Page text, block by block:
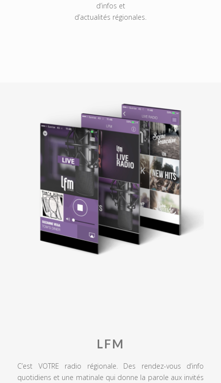
d’infos et
d’actualités régionales.
LFM
C’est VOTRE radio régionale. Des rendez-vous d’info
quotidiens et une matinale qui donne la parole aux invités